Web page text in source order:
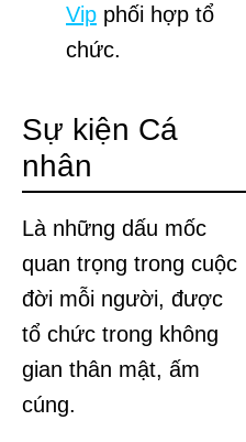
Vip phối hợp tổ
chức.
Sự kiện Cá
nhân
Là những dấu mốc
quan trọng trong cuộc
đời mỗi người, được
tổ chức trong không
gian thân mật, ấm
cúng.